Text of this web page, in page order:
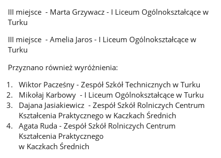
III miejsce - Marta Grzywacz - I Liceum Ogólnokształcące w
Turku
III miejsce - Amelia Jaros - I Liceum Ogólnokształcące w
Turku
Przyznano również wyróżnienia:
Wiktor Pacześny - Zespół Szkół Technicznych w Turku
Mikołaj Karbowy - I Liceum Ogólnokształcące w Turku
Dajana Jasiakiewicz - Zespół Szkół Rolniczych Centrum
Kształcenia Praktycznego w Kaczkach Średnich
Agata Ruda - Zespół Szkół Rolniczych Centrum
Kształcenia Praktycznego
w Kaczkach Średnich